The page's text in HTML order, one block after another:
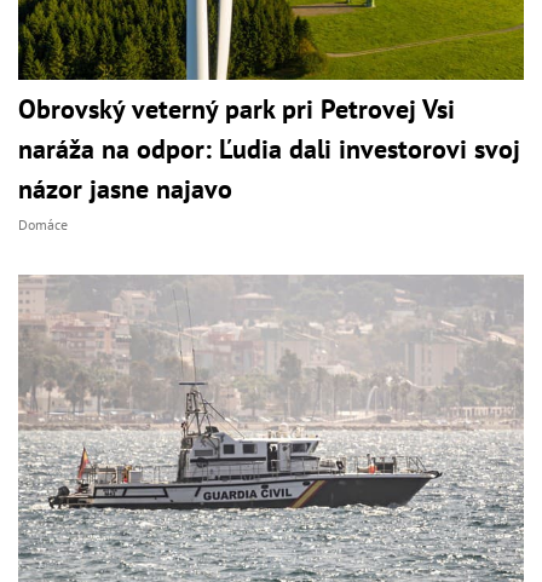
Obrovský veterný park pri Petrovej Vsi
naráža na odpor: Ľudia dali investorovi svoj
názor jasne najavo
Domáce